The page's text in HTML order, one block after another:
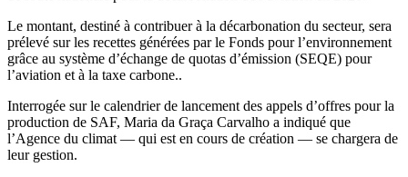
Le montant, destiné à contribuer à la décarbonation du secteur, sera
prélevé sur les recettes générées par le Fonds pour l’environnement
grâce au système d’échange de quotas d’émission (SEQE) pour
l’aviation et à la taxe carbone..
Interrogée sur le calendrier de lancement des appels d’offres pour la
production de SAF, Maria da Graça Carvalho a indiqué que
l’Agence du climat — qui est en cours de création — se chargera de
leur gestion.